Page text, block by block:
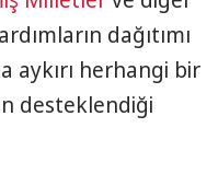
dağıtımı
aykırı herhangi bir
desteklendiği